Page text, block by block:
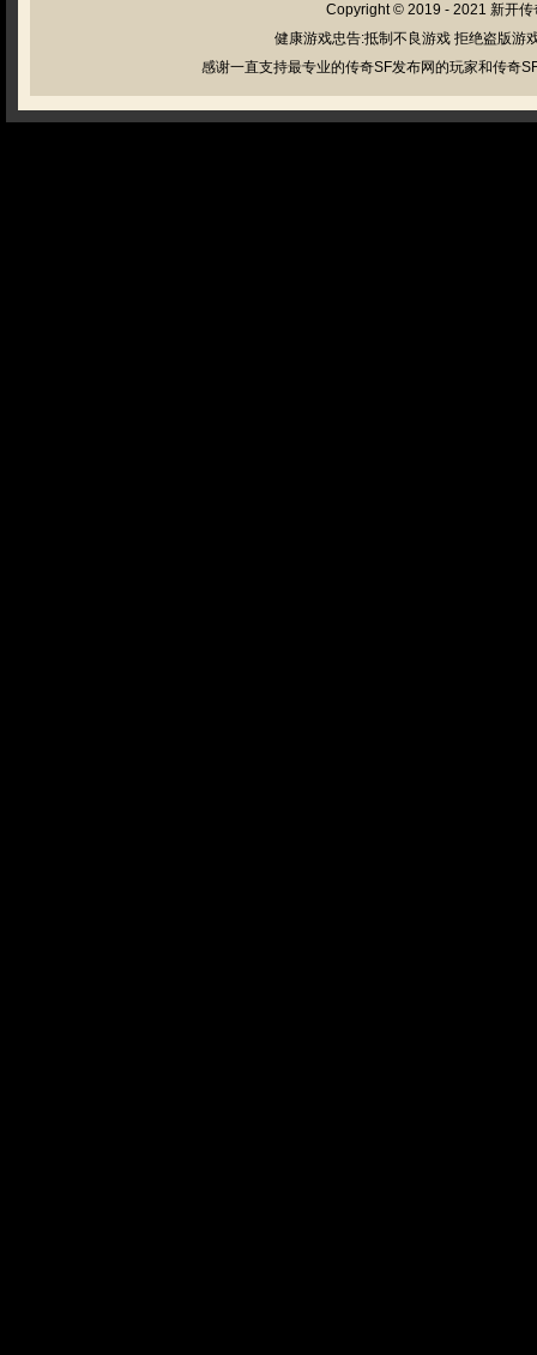
Copyright © 2019 - 2021 新开传
健康游戏忠告:抵制不良游戏 拒绝盗版游
感谢一直支持最专业的传奇SF发布网的玩家和传奇